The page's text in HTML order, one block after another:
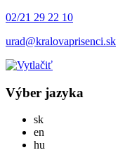
02/21 29 22 10
urad@kralovaprisenci.sk
Výber jazyka
skSlovensky
en
hu